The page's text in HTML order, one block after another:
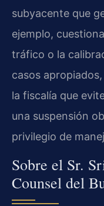
subyacente que
ejemplo,
tráfico o la
casos
la fiscalía que
una suspensión
privilegio de
Sobre el Sr.
Counsel del